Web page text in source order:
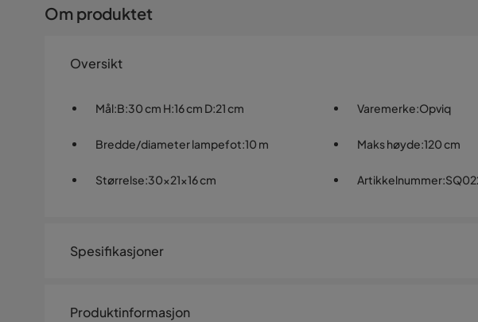
Om produktet
Oversikt
Mål:B:30 cm H:16 cm D:21 cm Varemerke:Opviq
Bredde/diameter lampefot:10 m Maks høyde:120 cm
Størrelse:30x21x16 cm Artikkelnummer:
Spesifikasjoner
Størrelse
Produktinformasjon